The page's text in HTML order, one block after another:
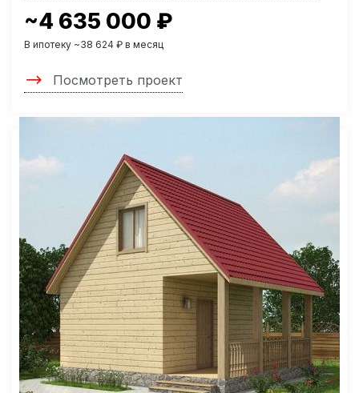
~4 635 000 ₽
В ипотеку ~38 624 ₽ в месяц
Посмотреть проект